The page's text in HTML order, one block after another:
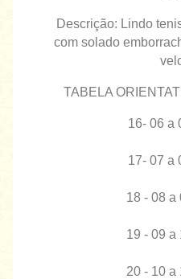
Descrição: Lindo
com solado
TABELA
16- 06 a
17- 07 a
18 - 08 a
19 - 09 a
20 - 10 a